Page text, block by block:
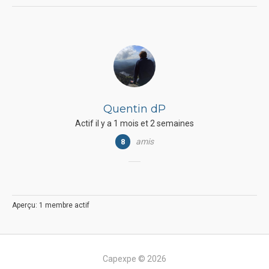
Quentin dP
Actif il y a 1 mois et 2 semaines
8 amis
Aperçu: 1 membre actif
Capexpe © 2026